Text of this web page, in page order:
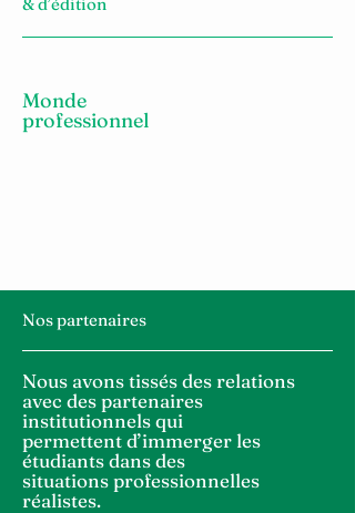
Monde
professionnel
Nos partenaires
Nous avons tissés des relations
avec des partenaires
institutionnels qui
permettentd’immerger les
étudiants dans des
situationsprofessionnelles
réalistes.